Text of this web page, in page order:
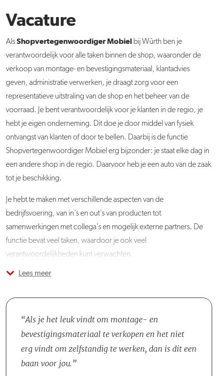
Vacature
AlsShopvertegenwoordiger Mobiel bij Würth ben je
verantwoordelijk voor alle taken binnen de shop, waaronder de
verkoop van montage- en bevestigingsmateriaal, klantadvies
geven, administratie verwerken, je draagt zorg voor een
representatieve uitstraling van de shop en het beheer van de
voorraad. Je bent verantwoordelijk voor je klanten in de regio, je
hebt je eigen onderneming. Dit doe je door middel van fysiek
ontvangst van klanten of door te bellen. Daarbij is de functie
Shopvertegenwoordiger Mobiel erg bijzonder: je staat elke dag in
een andere shop in de regio. Daarvoor heb je een auto van de zaak
tot je beschikking.
Je hebt te maken met verschillende aspecten van de
bedrijfsvoering, van in's en out's van producten tot
samenwerkingen met collega's en mogelijk externe partners. De
functie bevat veel taken, waardoor je ook veel
verantwoordelijkheden kunt verwachten.
Je werkt alleen in de winkel en hebt zowel online, fysiek als
goed voorbereid bent op deze veelzijdige functie, wordt er een
grondige opleiding van twee maanden aangeboden. Deze interne
opleiding combineert theoretische kennis met praktische ervaring,
zowel op het gebied van shopbeheer als klantinteractie, om ervoor
te zorgen dat je alle benodigde vaardigheden ontwikkelt om
Lees meer
Als je het leuk vindt om montage- en
bevestigingsmateriaal te verkopen en het niet
erg vindt om zelfstandig te werken, dan is dit een
baan voor jou.